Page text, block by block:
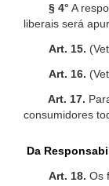
§ 4° A
liberais será
Art. 15.
Art. 16.
Art. 17.
consumidores
Da
Art. 18. Os